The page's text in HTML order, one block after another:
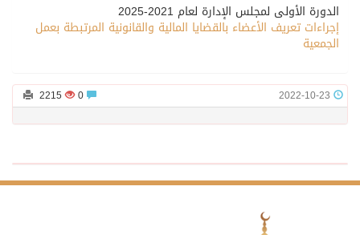
الدورة الأولى لمجلس الإدارة لعام 2021-2025
إجراءات تعريف الأعضاء بالقضايا المالية والقانونية المرتبطة بعمل
الجمعية
2022-10-23
2215